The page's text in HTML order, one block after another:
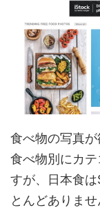
食べ物の写真が
食べ物別にカ
すが、日本食
とんどありま